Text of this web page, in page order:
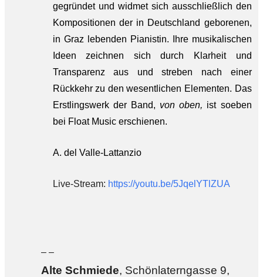
gegründet und widmet sich ausschließlich den
Kompositionen der in Deutschland geborenen,
in Graz lebenden Pianistin. Ihre musikalischen
Ideen zeichnen sich durch Klarheit und
Transparenz aus und streben nach einer
Rückkehr zu den wesentlichen Elementen. Das
Erstlingswerk der Band, von oben, ist soeben
bei Float Music erschienen.
A. del Valle-Lattanzio
Live-Stream: https://youtu.be/5JqelYTlZUA
– –
Alte Schmiede, Schönlaterngasse 9,